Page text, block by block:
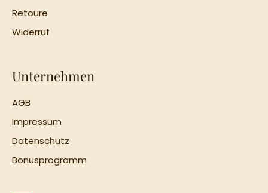
Retoure
Widerruf
Unternehmen
AGB
Impressum
Datenschutz
Bonusprogramm